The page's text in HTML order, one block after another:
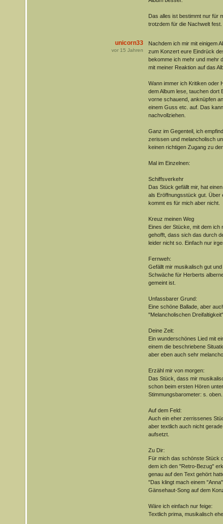
Das alles ist bestimmt nur für
trotzdem für die Nachwelt
unicorn33
vor 15 Jahren
Nachdem ich mir mit einigem
zum Konzert eure Eindrück
bekomme ich mehr und mehr
mit meiner Reaktion auf das
Wann immer ich Kritiken oder
dem Album lese, tauchen dort
vorne schauend, anknüpfen
einem Guss etc. auf. Das
nachvollziehen.
Ganz im Gegenteil, ich
zerissen und melancholisch
keinen richtigen Zugang zu
Mal im Einzelnen:
Schiffsverkehr
Das Stück gefällt mir, hat
als Eröffnungsstück gut. Über
kommt es für mich aber nicht.
Kreuz meinen Weg
Eines der Stücke, mit dem ich
gehofft, dass sich das durch
leider nicht so. Einfach nur
Fernweh:
Gefällt mir musikalisch gut
Schwäche für Herberts
gemeint ist.
Unfassbarer Grund:
Eine schöne Ballade, aber
"Melancholischen
Deine Zeit:
Ein wunderschönes Lied mit
einem die beschriebene
aber eben auch sehr
Erzähl mir von morgen:
Das Stück, dass mir
schon beim ersten Hören
Stimmungsbarometer: s. oben.
Auf dem Feld:
Auch ein eher zerrissenes
aber textlich auch nicht
aufsetzt.
Zu Dir:
Für mich das schönste Stück
dem ich den "Retro-Bezug"
genau auf den Text gehört
"Das klingt mach einem
Gänsehaut-Song auf dem
Wäre ich einfach nur feige:
Textlich prima, musikalisch